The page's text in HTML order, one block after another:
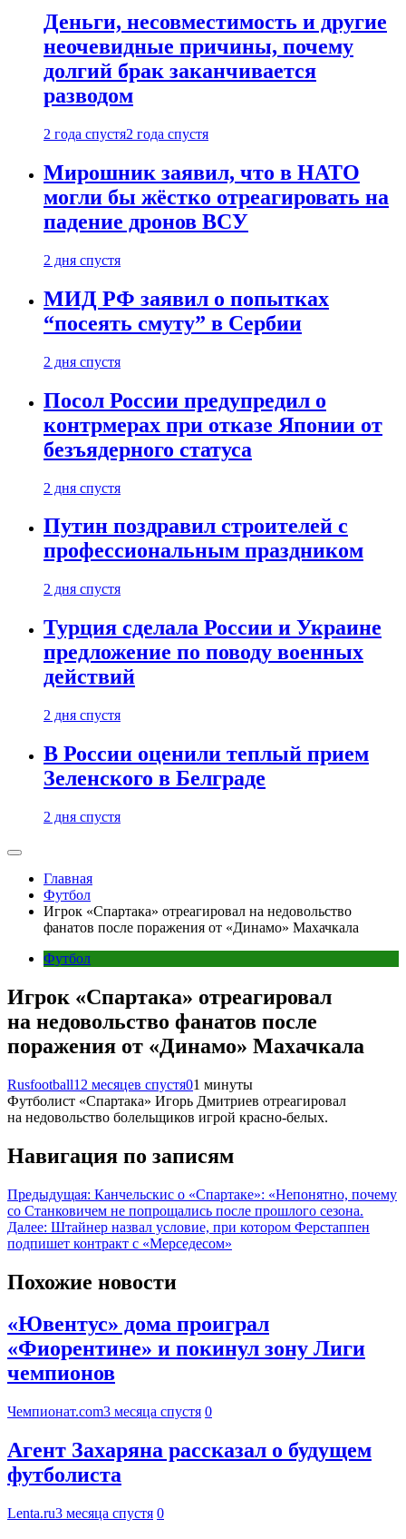
Деньги, несовместимость и другие
неочевидные причины, почему
долгий брак заканчивается
разводом
2 года спустя2 года спустя
Мирошник заявил, что в НАТО
могли бы жёстко отреагировать на
падение дронов ВСУ
2 дня спустя
МИД РФ заявил о попытках
“посеять смуту” в Сербии
2 дня спустя
Посол России предупредил о
контрмерах при отказе Японии от
безъядерного статуса
2 дня спустя
Путин поздравил строителей с
профессиональным праздником
2 дня спустя
Турция сделала России и Украине
предложение по поводу военных
действий
2 дня спустя
В России оценили теплый прием
Зеленского в Белграде
2 дня спустя
Главная
Футбол
Игрок «Спартака» отреагировал на недовольство
фанатов после поражения от «Динамо» Махачкала
Футбол
Игрок «Спартака» отреагировал
на недовольство фанатов после
поражения от «Динамо» Махачкала
Rusfootball12 месяцев спустя01 минуты
Футболист «Спартака» Игорь Дмитриев отреагировал
на недовольство болельщиков игрой красно-белых.
Навигация по записям
Предыдущая: Канчельскис о «Спартаке»: «Непонятно, почему
со Станковичем не попрощались после прошлого сезона.
Далее: Штайнер назвал условие, при котором Ферстаппен
подпишет контракт с «Мерседесом»
Похожие новости
«Ювентус» дома проиграл
«Фиорентине» и покинул зону Лиги
чемпионов
Чемпионат.com3 месяца спустя 0
Агент Захаряна рассказал о будущем
футболиста
Lenta.ru3 месяца спустя 0